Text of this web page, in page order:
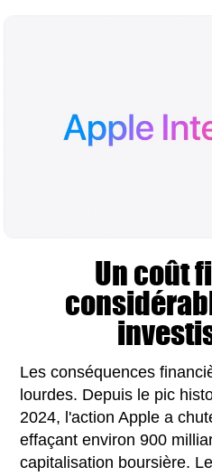
Un coût
Les conséquences
lourdes. Depuis le pic
2024, l'action Apple a
effaçant environ 900
capitalisation boursière.